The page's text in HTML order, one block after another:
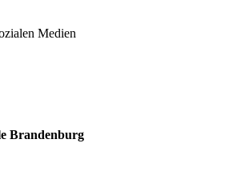
Medien
Brandenburg